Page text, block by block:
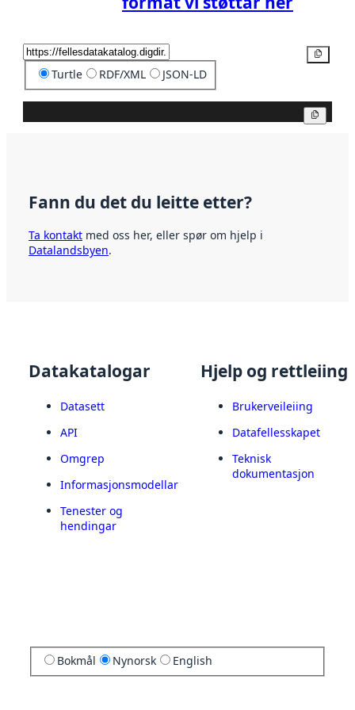
Turtle RDF/XML JSON-LD
Fann du det du leitte etter?
Ta kontakt med oss her, eller spør om hjelp i
Datalandsbyen.
Datakatalogar
Datasett
API
Omgrep
Informasjonsmodellar
Tenester og
hendingar
Hjelp og rettleiing
Brukerveileiing
Datafellesskapet
Teknisk
dokumentasjon
Bokmål Nynorsk English